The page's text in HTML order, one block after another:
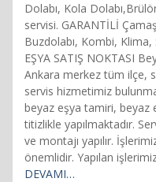
Dolabı, Kola
servisi. GARANTİLİ
Buzdolabı, Kombi, Klima,
EŞYA SATIŞ NOKTASI
Ankara merkez tüm ilçe,
servis hizmetimiz
beyaz eşya tamiri, beyaz
titizlikle yapılmaktadır.
ve montajı yapılır.
önemlidir. Yapılan
DEVAMI…